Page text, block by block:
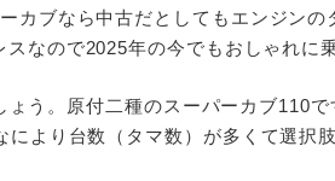
カブなら中古だとしてもエンジンの
なので2025年の今でもおしゃれに
う。原付二種のスーパーカブ110で
より台数（タマ数）が多くて選択